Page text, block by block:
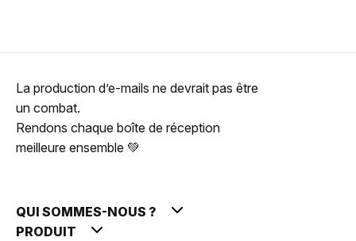
La production d’e-mails ne devrait pas être
un combat.
Rendons chaque boîte de réception
meilleure ensemble 💚
QUI SOMMES-NOUS ?
PRODUIT